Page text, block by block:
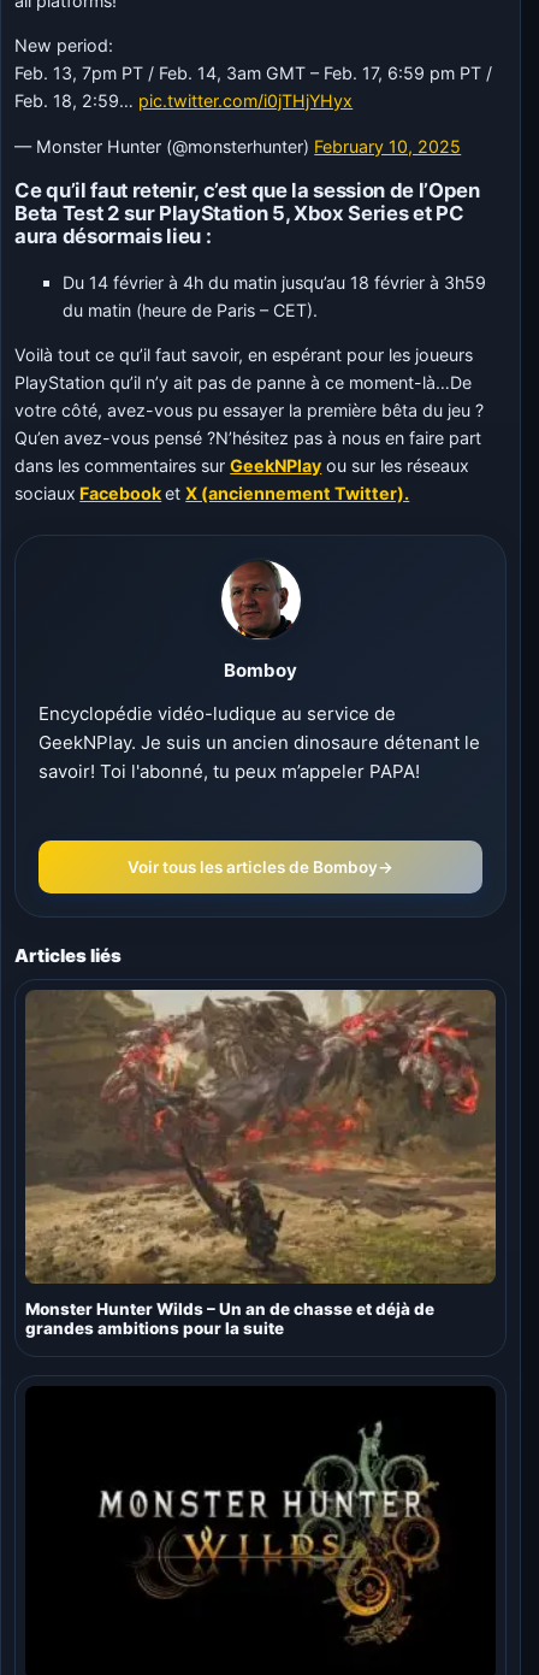
New period:
Feb. 13, 7pm PT / Feb. 14, 3am GMT – Feb. 17, 6:59 pm PT /
Feb. 18, 2:59… pic.twitter.com/i0jTHjYHyx
— Monster Hunter (@monsterhunter) February 10, 2025
Ce qu’il faut retenir, c’est que la session de l’Open
Beta Test 2 sur PlayStation 5, Xbox Series et PC
aura désormais lieu :
Du 14 février à 4h du matin jusqu’au 18 février à 3h59
du matin (heure de Paris – CET).
Voilà tout ce qu’il faut savoir, en espérant pour les joueurs
PlayStation qu’il n’y ait pas de panne à ce moment-là…De
votre côté, avez-vous pu essayer la première bêta du jeu ?
Qu’en avez-vous pensé ?N’hésitez pas à nous en faire part
dans les commentaires surGeekNPlay ou sur les réseaux
sociaux FacebooketX (anciennement Twitter).
Bomboy
Encyclopédie vidéo-ludique au service de
GeekNPlay. Je suis un ancien dinosaure détenant le
savoir! Toi l'abonné, tu peux m’appeler PAPA!
Voir tous les articles de Bomboy→
Articles liés
Monster Hunter Wilds – Un an de chasse et déjà de
grandes ambitions pour la suite